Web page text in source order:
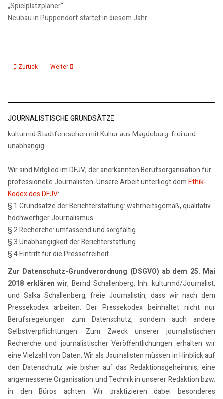
„Spielplatzplaner“
Neubau in Puppendorf startet in diesem Jahr
Vorheriger Beitrag: 20.02.25: Restaurierung des Altars in der St
Zurück Nächster Beitrag: 18.02.25: KMD aktuelle 15, Nachrichten
Weiter
JOURNALISTISCHE GRUNDSÄTZE
kulturmd Stadtfernsehen mit Kultur aus Magdeburg: frei und
unabhängig
Wir sind Mitglied im DFJV, der anerkannten Berufsorganisation für
professionelle Journalisten. Unsere Arbeit unterliegt demEthik-
Kodex des DFJV:
§ 1 Grundsätze der Berichterstattung: wahrheitsgemäß, qualitativ
hochwertiger Journalismus
§ 2 Recherche: umfassend und sorgfältig
§ 3 Unabhängigkeit der Berichterstattung
§ 4 Eintritt für die Pressefreiheit
Zur Datenschutz-Grundverordnung (DSGVO) ab dem 25. Mai
2018 erklären wir, Bernd Schallenberg, Inh. kulturmd/Journalist,
und Salka Schallenberg, freie Journalistin, dass wir nach dem
Pressekodex arbeiten. Der Pressekodex beinhaltet nicht nur
Berufsregelungen zum Datenschutz, sondern auch andere
Selbstverpflichtungen. Zum Zweck unserer journalistischen
Recherche und journalistischer Veröffentlichungen erhalten wir
eine Vielzahl von Daten. Wir als Journalisten müssen in Hinblick auf
den Datenschutz wie bisher auf das Redaktionsgeheimnis, eine
angemessene Organisation und Technik in unserer Redaktion bzw.
in den Büros achten. Wir praktizieren dabei besonderes